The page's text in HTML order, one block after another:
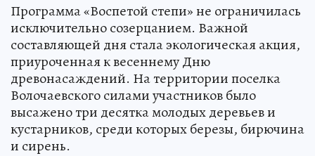
Программа «Воспетой степи» не ограничилась
исключительно созерцанием. Важной
составляющей дня стала экологическая акция,
приуроченная к весеннему Дню
древонасаждений. На территории поселка
Волочаевского силами участников было
высажено три десятка молодых деревьев и
кустарников, среди которых березы, бирючина
и сирень.